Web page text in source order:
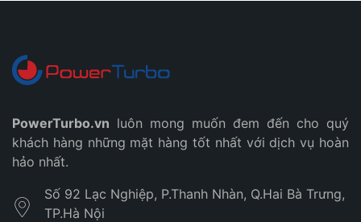
PowerTurbo.vn luôn mong muốn đem đến cho quý
khách hàng những mặt hàng tốt nhất với dịch vụ hoàn
hảo nhất.
Số 92 Lạc Nghiệp, P.Thanh Nhàn, Q.Hai Bà Trưng,
TP.Hà Nội